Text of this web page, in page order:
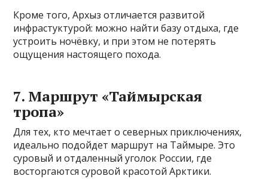
Кроме того, Архыз отличается развитой
инфрастуктурой: можно найти базу отдыха, где
устроить ночёвку, и при этом не потерять
ощущения настоящего похода.
7. Маршрут «Таймырская
тропа»
Для тех, кто мечтает о северных приключениях,
идеально подойдет маршрут на Таймыре. Это
суровый и отдаленный уголок России, где
восторгаются суровой красотой Арктики.